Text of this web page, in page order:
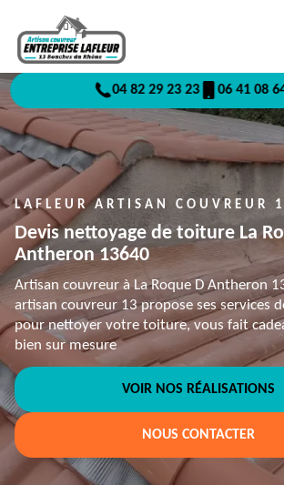
04 82 29 23 23 06 41 08
LAFLEUR ARTISAN COUVREUR
Devis nettoyage de toiture La
Antheron 13640
Artisan couvreur à La Roque D Antheron
artisan couvreur 13 propose ses services
pour nettoyer votre toiture, vous fait
bien sur mesure
VOIR NOS RÉALISATIONS
NOUS CONTACTER